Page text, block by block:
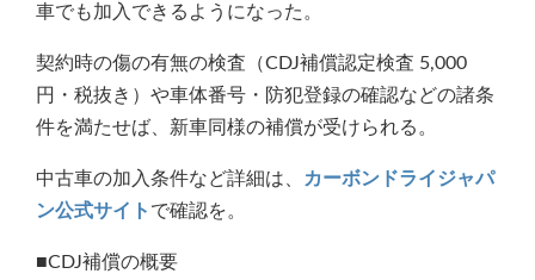
車でも加入できるようになった。
契約時の傷の有無の検査（CDJ補償認定検査 5,000
円・税抜き）や車体番号・防犯登録の確認などの諸条
件を満たせば、新車同様の補償が受けられる。
中古車の加入条件など詳細は、
カーボンドライジャパ
ン公式サイト で確認を。
■CDJ補償の概要